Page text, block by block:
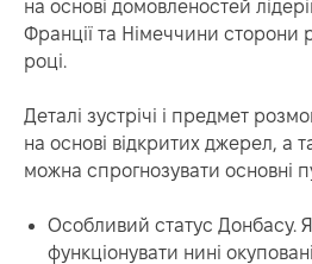
на основі домовленостей
Франції та Німеччини сторони
році.
Деталі зустрічі і предмет
на основі відкритих джерел, а
можна спрогнозувати основні
Особливий статус Донбасу.
функціонувати нині